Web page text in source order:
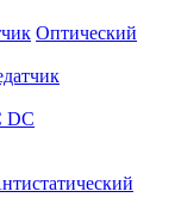
Оптический
DC